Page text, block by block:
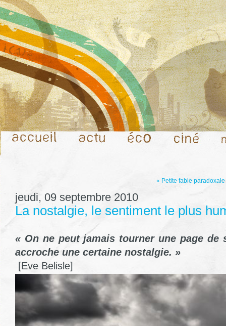
« Petite fable paradoxale
jeudi, 09 septembre 2010
La nostalgie, le sentiment le plus
« On ne peut jamais tourner une page de
accroche une certaine nostalgie. »
[Eve Belisle]